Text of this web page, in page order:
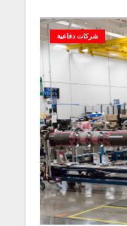
شركات دفاعية